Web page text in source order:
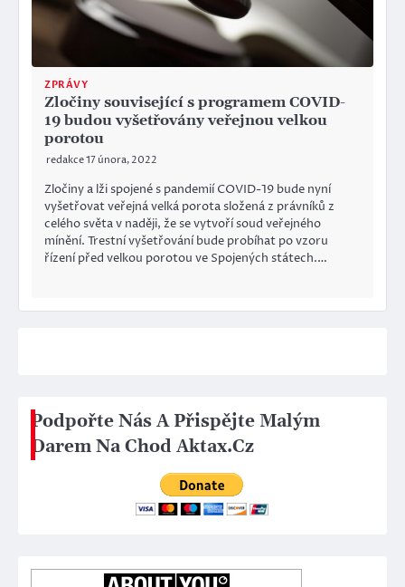
ZPRÁVY
Zločiny související s programem COVID-
19 budou vyšetřovány veřejnou velkou
porotou
redakce17 února, 2022
Zločiny a lži spojené s pandemií COVID-19 bude nyní
vyšetřovat veřejná velká porota složená z právníků z
celého světa v naději, že se vytvoří soud veřejného
mínění. Trestní vyšetřování bude probíhat po vzoru
řízení před velkou porotou ve Spojených státech.…
Podpořte Nás A Přispějte Malým
Darem Na Chod Aktax.Cz